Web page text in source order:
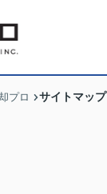
プロ サイトマップ